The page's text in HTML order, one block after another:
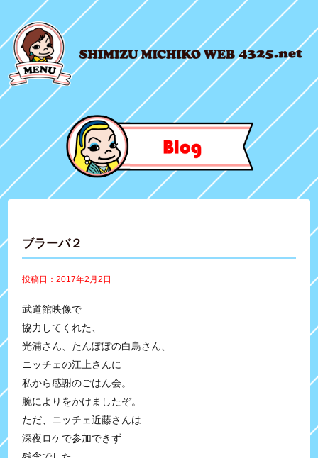
ブラーバ２
投稿日：2017年2月2日
武道館映像で
協力してくれた、
光浦さん、たんぽぽの白鳥さん、
ニッチェの江上さんに
私から感謝のごはん会。
腕によりをかけましたぞ。
ただ、ニッチェ近藤さんは
深夜ロケで参加できず